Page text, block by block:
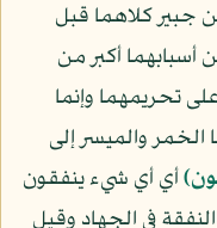
جبير كلاهما قبل
أسبابهما أكبر من
تحريمهما وإنما
الخمر والميسر إلى
أي أي شيء ينفقون
في الجهاد وقيل